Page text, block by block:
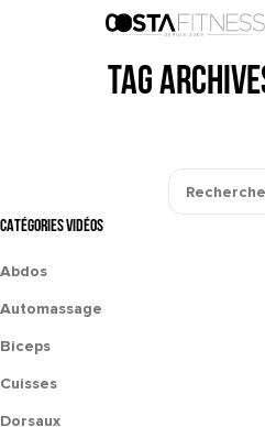
Tag
CATÉGORIES VIDÉOS
Abdos
Automassage
Biceps
Cuisses
Dorsaux